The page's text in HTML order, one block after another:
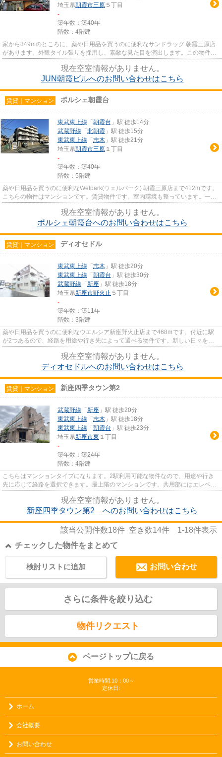
埼玉県朝霞市三原 ５丁目
-
築年数：築40年
階数：4階建
家から349mのところに、薬や日用品を買うのに便利なサンドラッグ 朝霞三原店
があります。外観タイル張りを採用し、素敵な見た目を演出します。この物件
現在空室情報がありません。
JUN朝霞ビルへのお問い合わせはこちら
賃貸｜マンション ポルシェ朝霞台
東武東上線 「 朝霞台 」駅 徒歩14分
武蔵野線 「 北朝霞 」駅 徒歩15分
東武東上線 「 志木 」駅 徒歩21分
埼玉県朝霞市三原 １丁目
-
築年数：築40年
階数：5階建
薬や日用品を買うのに便利なWelpark(ウェルパーク) 朝霞三原店まで412mです。
こちらの物件はマンションです。賃貸物件です。室内環境も整っています。一階
現在空室情報がありません。
ポルシェ朝霞台へのお問い合わせはこちら
賃貸｜マンション ディオセドル
東武東上線 「 志木 」駅 徒歩20分
東武東上線 「 朝霞台 」駅 徒歩30分
武蔵野線 「 新座 」駅 徒歩18分
埼玉県新座市野火止 ５丁目
-
築年数：築11年
階数：3階建
薬や日用品を買うのに便利なウエルシア新座野火止店まで468mです。付近に駅
が2つあるので、経路を用途や行き先によって選べる物件です。新しい日々を送
現在空室情報がありません。
ディオセドルへのお問い合わせはこちら
賃貸｜マンション 新座四季タウン第2
武蔵野線 「 新座 」駅 徒歩20分
東武東上線 「 志木 」駅 徒歩18分
東武東上線 「 朝霞台 」駅 徒歩23分
埼玉県新座市東 １丁目
-
築年数：築24年
階数：4階建
こちらはマンションタイプになります。2駅利用可能な物件なので、用途や行き
先に応じて経路を選択できます。最上階のマンションです。共用部にはエレベー
現在空室情報がありません。
新座四季タウン第2 へのお問い合わせはこちら
該当公開件数18件 空き数14件 1-18件表示
チェックした物件をまとめて
お問い合わせ
検討リストに追加
さらに条件を絞り込む
物件リクエスト
ページトップに戻る
営業時間:10：00～
定休日:
ホーム
会社概要
お問い合わせ